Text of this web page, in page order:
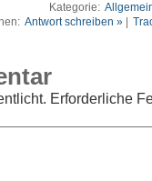
Kategorie:
Antwort schreiben »|
Erforderliche